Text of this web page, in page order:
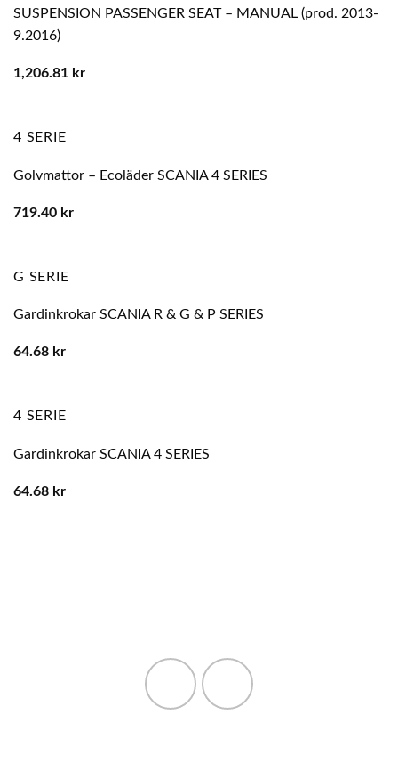
SUSPENSION PASSENGER SEAT – MANUAL (prod. 2013-
9.2016)
1,206.81 kr
4 SERIE
Golvmattor – Ecoläder SCANIA 4 SERIES
719.40 kr
G SERIE
Gardinkrokar SCANIA R & G & P SERIES
64.68 kr
4 SERIE
Gardinkrokar SCANIA 4 SERIES
64.68 kr